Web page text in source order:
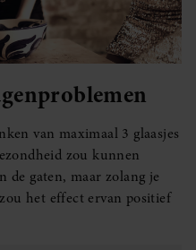
van maximaal 3 glaasjes
zou kunnen
de gaten, maar zolang je
het effect ervan positief